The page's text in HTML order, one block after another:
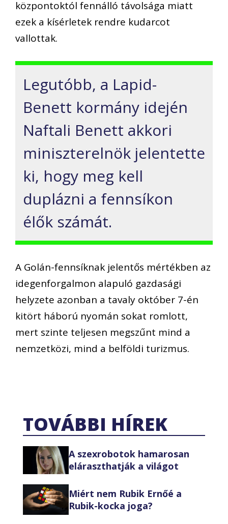
központoktól fennálló távolsága miatt
ezek a kísérletek rendre kudarcot
vallottak.
Legutóbb, a Lapid-
Benett kormány idején
Naftali Benett akkori
miniszterelnök jelentette
ki, hogy meg kell
duplázni a fennsíkon
élők számát.
A Golán-fennsíknak jelentős mértékben az
idegenforgalmon alapuló gazdasági
helyzete azonban a tavaly október 7-én
kitört háború nyomán sokat romlott,
mert szinte teljesen megszűnt mind a
nemzetközi, mind a belföldi turizmus.
TOVÁBBI HÍREK
A szexrobotok hamarosan
eláraszthatják a világot
Miért nem Rubik Ernőé a
Rubik-kocka joga?